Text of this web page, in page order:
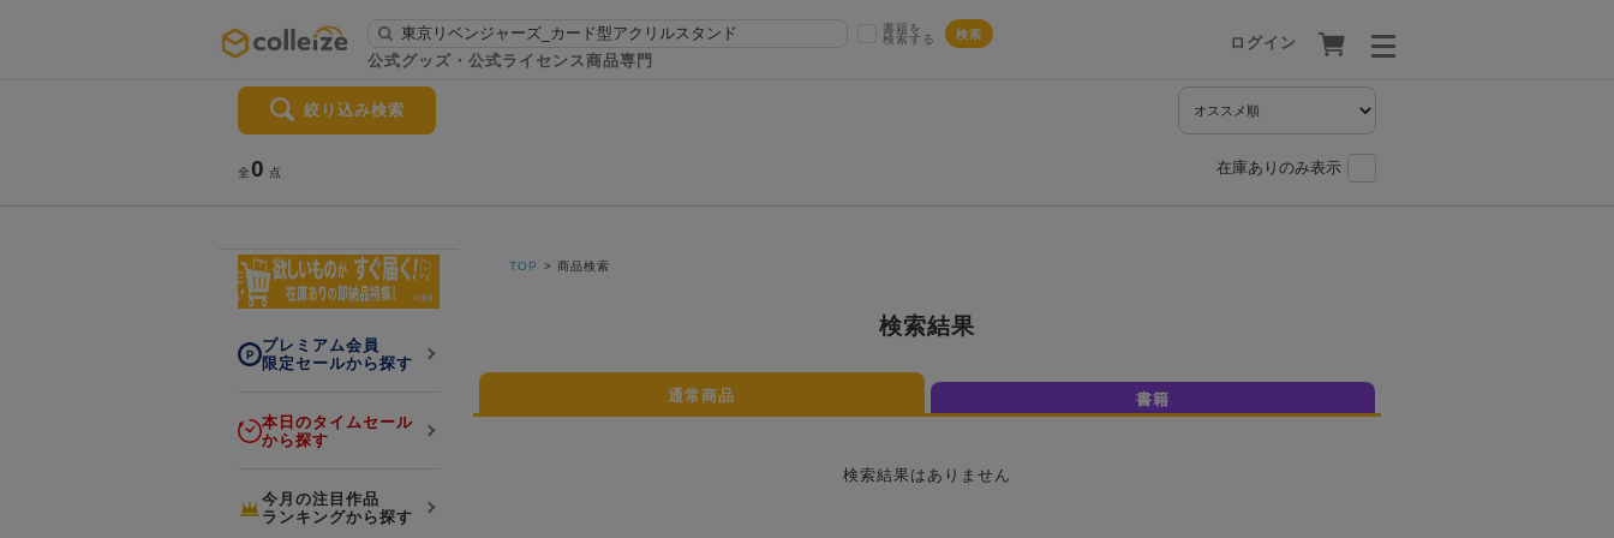
公式グッズ・公式ライセンス商品専門
書籍を
検索する
検索 ログイン
ログイン・会員登録
初回アプリ利用限定！500ptプレ
colleize 便利な4つのサービス
colleize Payについて
プレミアム会員
限定セールから探す
本日のタイムセール
から探す
今月の注目作品
ランキングから探す
TOP 商品検索
検索結果
通常商品 書籍
絞り込み検索
全0 点 在庫ありのみ表示
検索結果はありません